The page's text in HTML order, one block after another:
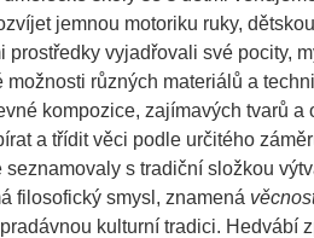
jemnou motoriku ruky,
prostředky vyjadřovali své pocity,
různých materiálů a
kompozice, zajímavých tvarů a
a třídit věci podle určitého
s tradiční složkou
filosofický smysl, znamená
kulturní tradici. Hedvábí